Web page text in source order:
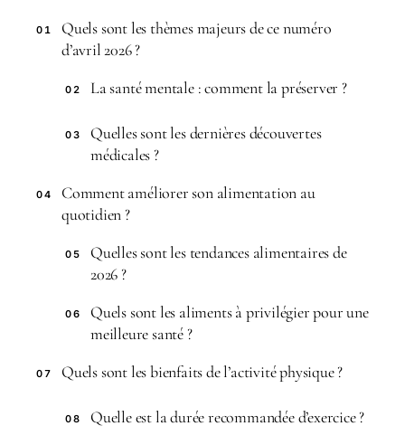
01
Quels sont les thèmes majeurs de ce numéro
d’avril 2026 ?
02 La santé mentale : comment la préserver ?
03
Quelles sont les dernières découvertes
médicales ?
04
Comment améliorer son alimentation au
quotidien ?
05
Quelles sont les tendances alimentaires de
2026 ?
06
Quels sont les aliments à privilégier pour une
meilleure santé ?
07 Quels sont les bienfaits de l’activité physique ?
08 Quelle est la durée recommandée d’exercice ?